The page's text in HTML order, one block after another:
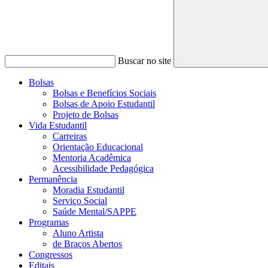
Buscar no site
Bolsas
Bolsas e Benefícios Sociais
Bolsas de Apoio Estudantil
Projeto de Bolsas
Vida Estudantil
Carreiras
Orientação Educacional
Mentoria Acadêmica
Acessibilidade Pedagógica
Permanência
Moradia Estudantil
Serviço Social
Saúde Mental/SAPPE
Programas
Aluno Artista
de Braços Abertos
Congressos
Editais